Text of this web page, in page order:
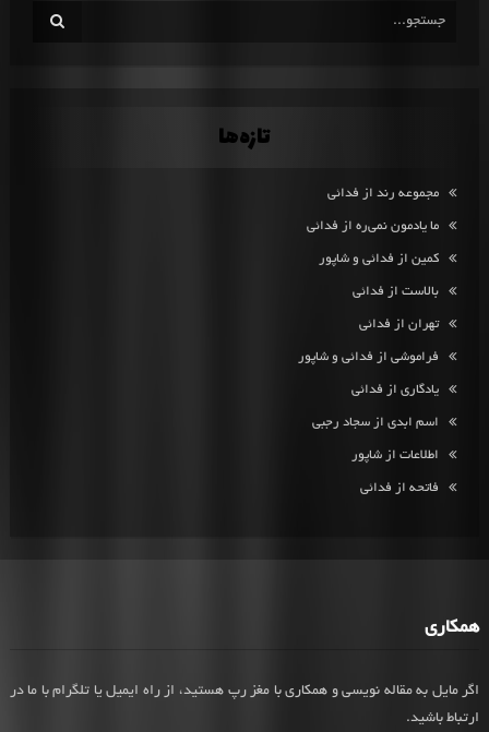
تازه‌ها
مجموعه رند از فدائی
ما یادمون نمی‌ره از فدائی
کمین از فدائی و شاپور
بالاست از فدائی
تهران از فدائی
فراموشی از فدائی و شاپور
یادگاری از فدائی
اسم ابدی از سجاد رجبی
اطلاعات از شاپور
فاتحه از فدائی
همکاری
اگر مایل به مقاله نویسی و همکاری با مغز رپ هستید، از راه ایمیل یا تلگرام با ما در
ارتباط باشید.